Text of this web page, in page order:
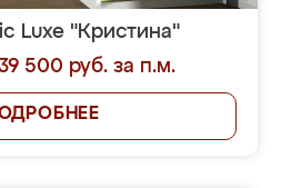
Luxe "Кристина"
500 руб. за п.м.